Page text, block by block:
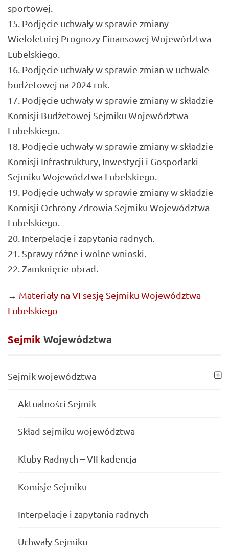
sportowej.
Podjęcie uchwały w sprawie zmiany
Wieloletniej Prognozy Finansowej Województwa
Lubelskiego.
Podjęcie uchwały w sprawie zmian w uchwale
budżetowej na 2024 rok.
Podjęcie uchwały w sprawie zmiany w składzie
Komisji Budżetowej Sejmiku Województwa
Lubelskiego.
Podjęcie uchwały w sprawie zmiany w składzie
Komisji Infrastruktury, Inwestycji i Gospodarki
Sejmiku Województwa Lubelskiego.
Podjęcie uchwały w sprawie zmiany w składzie
Komisji Ochrony Zdrowia Sejmiku Województwa
Lubelskiego.
Interpelacje i zapytania radnych.
Sprawy różne i wolne wnioski.
Zamknięcie obrad.
→ Materiały na VI sesję Sejmiku Województwa
Lubelskiego
SejmikWojewództwa
Sejmik województwa
Aktualności Sejmik
Skład sejmiku województwa
Kluby Radnych – VII kadencja
Komisje Sejmiku
Interpelacje i zapytania radnych
Uchwały Sejmiku